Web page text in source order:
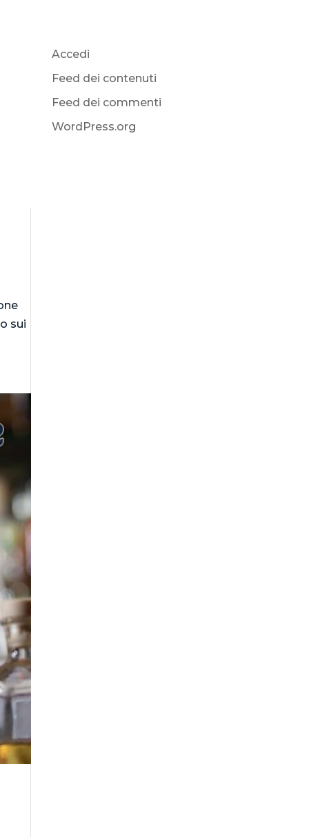
sui
Accedi
Feed dei contenuti
Feed dei commenti
WordPress.org